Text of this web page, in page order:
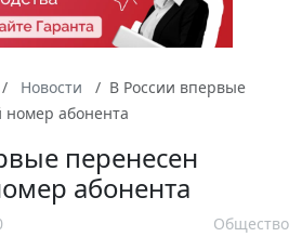
Новости
В России впервые
абонента
перенесен
абонента
Общество